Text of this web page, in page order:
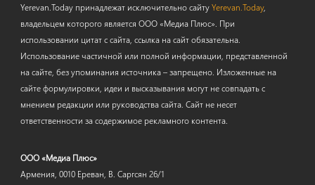
Yerevan.Today принадлежат исключительно сайтуYerevan.Today,
владельцем которого является ООО «Медиа Плюс». При
использовании цитат с сайта, ссылка на сайт обязательна.
Использование частичной или полной информации, представленной
на сайте, без упоминания источника – запрещено. Изложенные на
сайте формулировки, идеи и высказывания могут не совпадать с
мнением редакции или руководства сайта. Сайт не несет
ответственности за содержимое рекламного контента.
ООО «Медиа Плюс»
Армения, 0010 Ереван, В. Саргсян 26/1